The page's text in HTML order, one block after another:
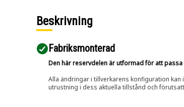
Beskrivning
Fabriksmonterad
Den här reservdelen är utformad för att
Alla ändringar i tillverkarens konfiguration
utrustning i dess aktuella tillstånd och